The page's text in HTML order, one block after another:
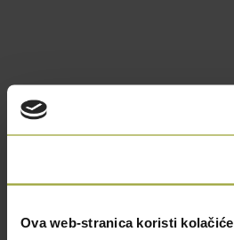
Ova web-stranica koristi kolačiće